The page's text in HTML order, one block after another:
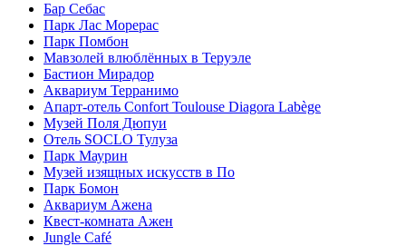
Бар Себас
Парк Лас Морерас
Парк Помбон
Мавзолей влюблённых в Теруэле
Бастион Мирадор
Аквариум Терранимо
Апарт-отель Confort Toulouse Diagora Labège
Музей Поля Дюпуи
Отель SOCLO Тулуза
Парк Маурин
Музей изящных искусств в По
Парк Бомон
Аквариум Ажена
Квест-комната Ажен
Jungle Café